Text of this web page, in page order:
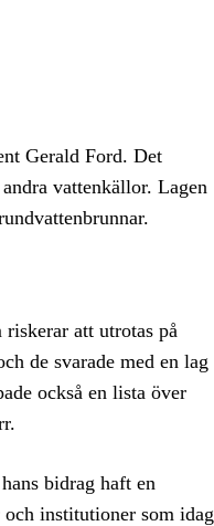
Gerald Ford. Det
vattenkällor. Lagen
riskerar att utrotas på
de svarade med en lag
också en lista över
bidrag haft en
institutioner som idag